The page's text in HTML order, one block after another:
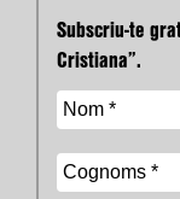
Subscriu-te
Cristiana”.